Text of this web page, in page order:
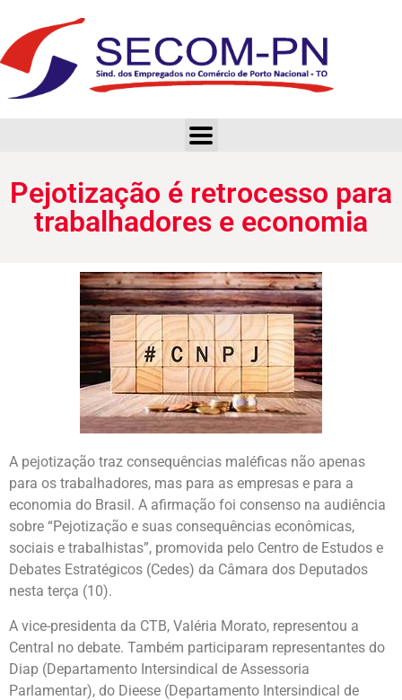
Pejotização é retrocesso para
trabalhadores e economia
A pejotização traz consequências maléficas não apenas
para os trabalhadores, mas para as empresas e para a
economia do Brasil. A afirmação foi consenso na audiência
sobre “Pejotização e suas consequências econômicas,
sociais e trabalhistas”, promovida pelo Centro de Estudos e
Debates Estratégicos (Cedes) da Câmara dos Deputados
nesta terça (10).
A vice-presidenta da CTB, Valéria Morato, representou a
Central no debate. Também participaram representantes do
Diap (Departamento Intersindical de Assessoria
Parlamentar), do Dieese (Departamento Intersindical de